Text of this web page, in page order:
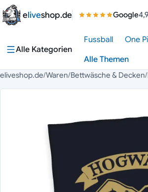
Zum Inhalt springen
eliveshop.de Google4,9
Alle Kategorien
Fussball One
Alle Themen
eliveshop.de/Waren/Bettwäsche & Decken/